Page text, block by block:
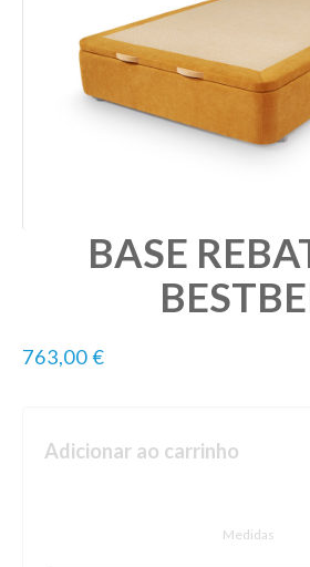
BASE
763,00 €
Adicionar ao carrinho
Medidas